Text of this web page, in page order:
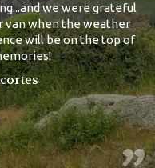
we were grateful
van when the weather
will be on the top of